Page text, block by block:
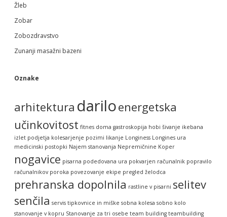
Žleb
Zobar
Zobozdravstvo
Zunanji masažni bazeni
Oznake
arhitektura dariloenergetska
učinkovitost fitnes doma gastroskopija hobi šivanje ikebana
izlet podjetja kolesarjenje pozimi likanje Longiness Longines ura
medicinski postopki Najem stanovanja Nepremičnine Koper
nogavice pisarna podedovana ura pokvarjen računalnik popravilo
računalnikov poroka povezovanje ekipe pregled želodca
prehranska dopolnila rastline v pisarni selitev
senčila servis tipkovnice in miške sobna kolesa sobno kolo
stanovanje v kopru Stanovanje za tri osebe team building teambuilding